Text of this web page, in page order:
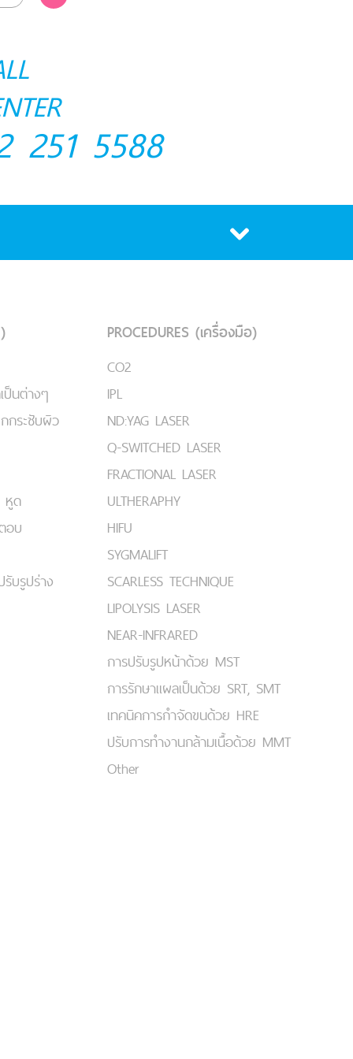
251 5588
นต่างๆ
ระชับผิว
หูด
อบ
บรูปร่าง
PROCEDURES (เครื่องมือ)
CO2
IPL
ND:YAG LASER
Q-SWITCHED LASER
FRACTIONAL LASER
ULTHERAPHY
HIFU
SYGMALIFT
SCARLESS TECHNIQUE
LIPOLYSIS LASER
NEAR-INFRARED
การปรับรูปหน้าด้วย MST
การรักษาแผลเป็นด้วย SRT, SMT
เทคนิคการกำจัดขนด้วย HRE
ปรับการทำงานกล้ามเนื้อด้วย MMT
Other